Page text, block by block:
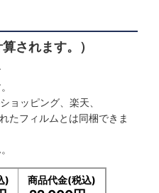
されます。）
ョッピング、楽天、
たフィルムとは同梱できま
) 商品代金(税込)